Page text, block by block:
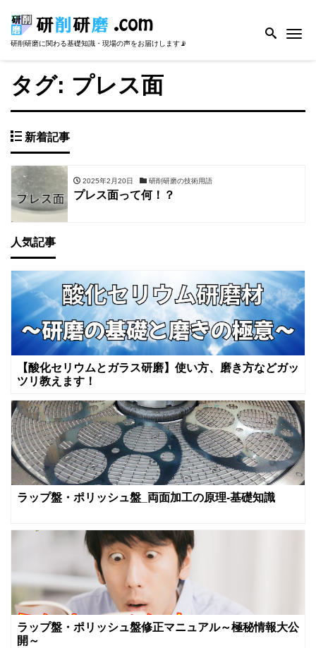
研削研磨に関わる基礎知識・現場の声をお届けします📡
タグ: プレス面
新着記事
2025年2月20日 研削研磨の技術用語
プレス面って何！？
人気記事
【酸化セリウムとガラス研磨】使い方、磨き方などガッ
ツリ教えます！
ラップ盤・ポリッシュ盤_両面加工の原理-基礎知識
ラップ盤・ポリッシュ盤修正マニュアル～極秘情報大公
開～